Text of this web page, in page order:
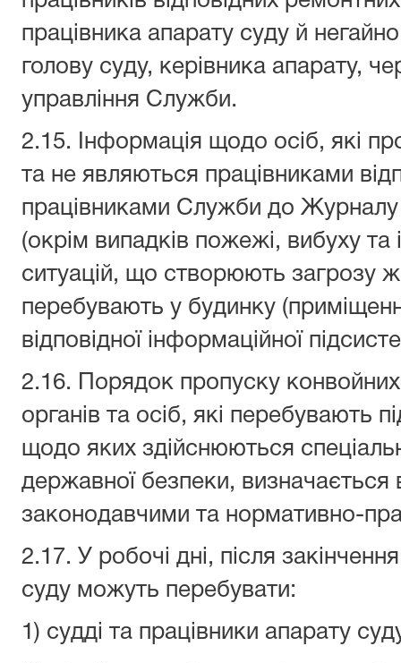
працівника апарату суду й
голову суду, керівника апарату,
управління Служби.
2.15. Інформація щодо осіб, які
та не являються працівниками
працівниками Служби до Журналу
(окрім випадків пожежі, вибуху та
ситуацій, що створюють загрозу
перебувають у будинку
відповідної інформаційної
2.16. Порядок пропуску
органів та осіб, які перебувають
щодо яких здійснюються
державної безпеки, визначається
законодавчими та нормативно-
2.17. У робочі дні, після
суду можуть перебувати:
1) судді та працівники апарату